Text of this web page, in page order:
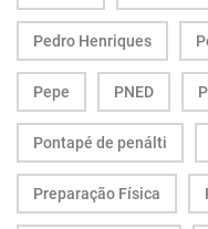
Pedro Henriques
Pepe PNED
Pontapé de penálti
Preparação Física